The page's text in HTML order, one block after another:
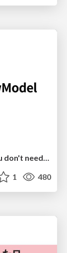
為什麼你並不需要ViewModel / No, you don't need a ViewModel
1 480